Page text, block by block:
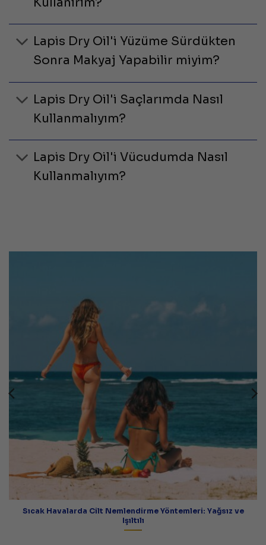
Lapis Dry Oil'i Yüzüme Sürdükten
Sonra Makyaj Yapabilir miyim?
Lapis Dry Oil'i Saçlarımda Nasıl
Kullanmalıyım?
Lapis Dry Oil'i Vücudumda Nasıl
Kullanmalıyım?
Yaz Tatilinde Minimalist Güzellik: Az Ürünle Maksimum